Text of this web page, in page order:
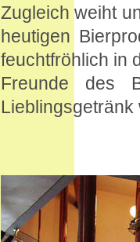
Zugleich weiht
heutigen
feuchtfröhlich in
Freunde des